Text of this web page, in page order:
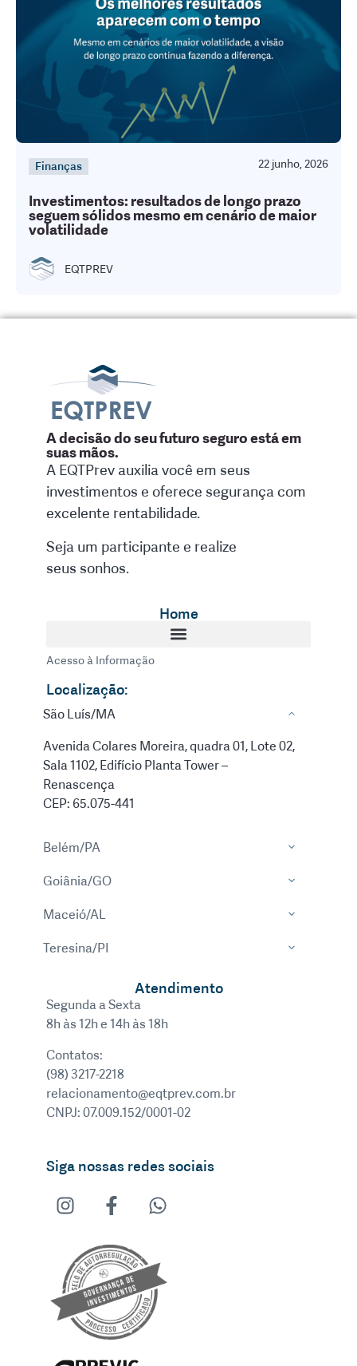
Finanças 22 junho, 2026
Investimentos: resultados de longo prazo
seguem sólidos mesmo em cenário de maior
volatilidade
EQTPREV
A decisão do seu futuro seguro está em
suas mãos.
A EQTPrev auxilia você em seus
investimentos e oferece segurança com
excelente rentabilidade.
Seja um participante e realize
seus sonhos.
Home
Acesso à Informação
Localização:
São Luís/MA
Avenida Colares Moreira, quadra 01, Lote 02,
Sala 1102, Edifício Planta Tower –
Renascença
CEP: 65.075-441
Belém/PA
Goiânia/GO
Maceió/AL
Teresina/PI
Atendimento
Segunda a Sexta
8h às 12h e 14h às 18h
Contatos:
(98) 3217-2218
relacionamento@eqtprev.com.br
CNPJ: 07.009.152/0001-02
Siga nossas redes sociais